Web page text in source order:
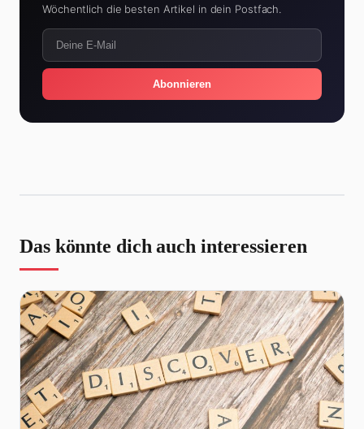
Wöchentlich die besten Artikel in dein Postfach.
Abonnieren
Das könnte dich auch interessieren